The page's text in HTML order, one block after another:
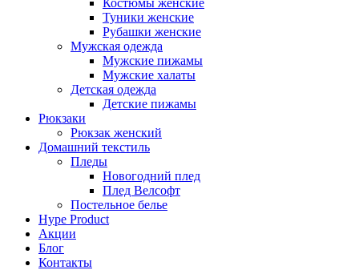
Туники женские
Рубашки женские
Мужская одежда
Мужские пижамы
Мужские халаты
Детская одежда
Детские пижамы
Рюкзаки
Рюкзак женский
Домашний текстиль
Пледы
Новогодний плед
Плед Велсофт
Постельное белье
Hype Product
Акции
Блог
Контакты